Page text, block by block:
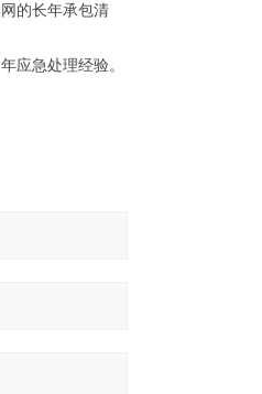
的长年承包清
应急处理经验。